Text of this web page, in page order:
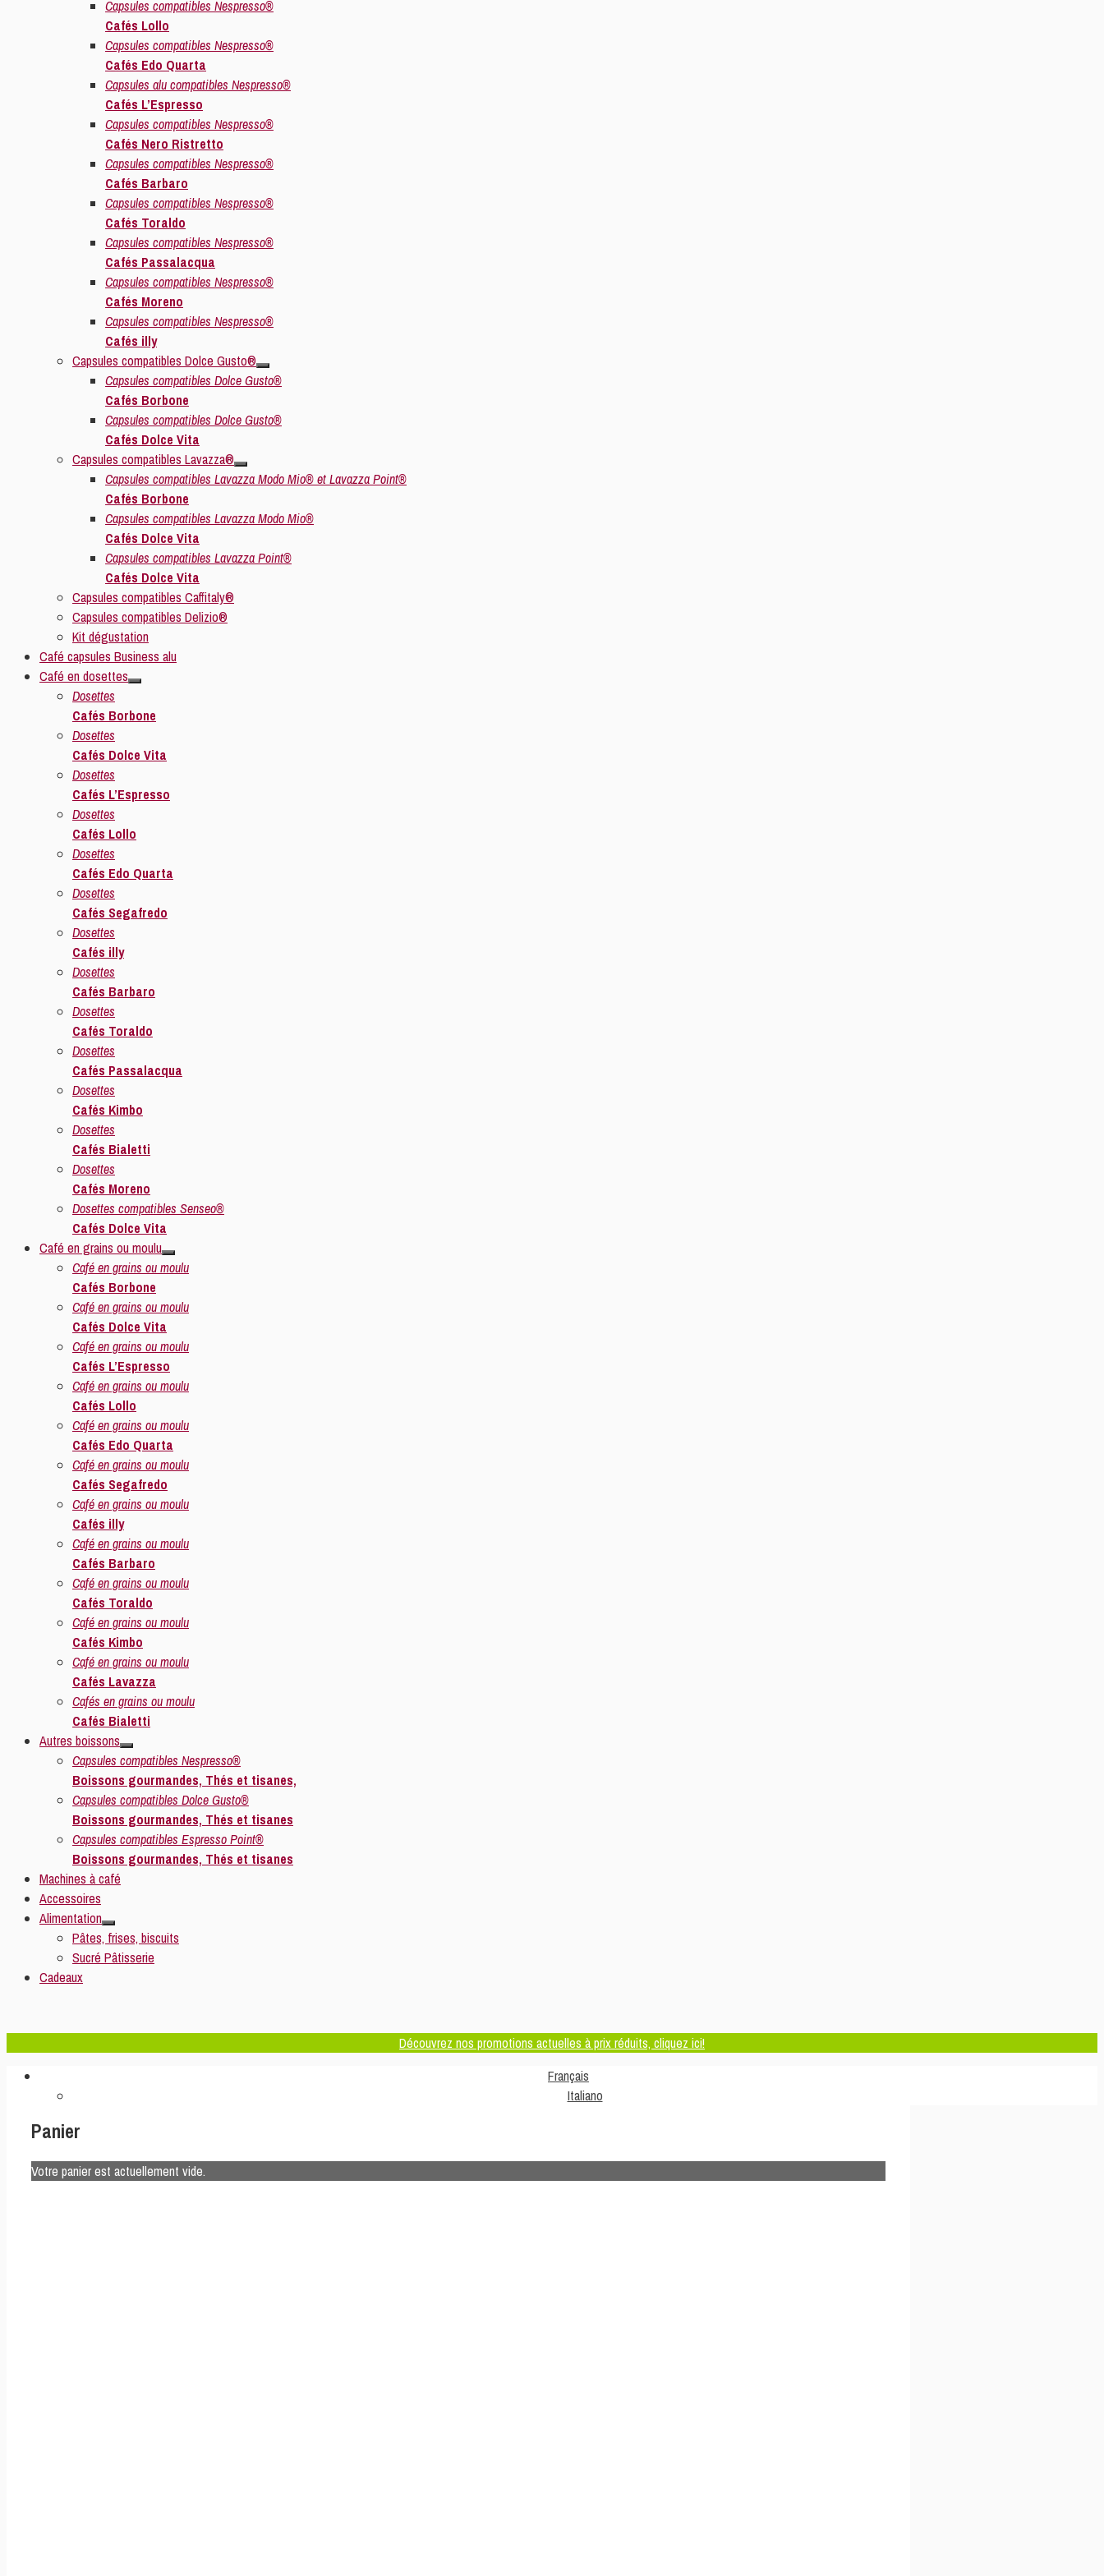
Capsules compatibles Nespresso®
Cafés Lollo
Capsules compatibles Nespresso®
Cafés Edo Quarta
Capsules alu compatibles Nespresso®
Cafés L’Espresso
Capsules compatibles Nespresso®
Cafés Nero Ristretto
Capsules compatibles Nespresso®
Cafés Barbaro
Capsules compatibles Nespresso®
Cafés Toraldo
Capsules compatibles Nespresso®
Cafés Passalacqua
Capsules compatibles Nespresso®
Cafés Moreno
Capsules compatibles Nespresso®
Cafés illy
Capsules compatibles Dolce Gusto®
Capsules compatibles Dolce Gusto®
Cafés Borbone
Capsules compatibles Dolce Gusto®
Cafés Dolce Vita
Capsules compatibles Lavazza®
Capsules compatibles Lavazza Modo Mio® et Lavazza Point®
Cafés Borbone
Capsules compatibles Lavazza Modo Mio®
Cafés Dolce Vita
Capsules compatibles Lavazza Point®
Cafés Dolce Vita
Capsules compatibles Caffitaly®
Capsules compatibles Delizio®
Kit dégustation
Café capsules Business alu
Café en dosettes
Dosettes
Cafés Borbone
Dosettes
Cafés Dolce Vita
Dosettes
Cafés L’Espresso
Dosettes
Cafés Lollo
Dosettes
Cafés Edo Quarta
Dosettes
Cafés Segafredo
Dosettes
Cafés illy
Dosettes
Cafés Barbaro
Dosettes
Cafés Toraldo
Dosettes
Cafés Passalacqua
Dosettes
Cafés Kimbo
Dosettes
Cafés Bialetti
Dosettes
Cafés Moreno
Dosettes compatibles Senseo®
Cafés Dolce Vita
Café en grains ou moulu
Café en grains ou moulu
Cafés Borbone
Café en grains ou moulu
Cafés Dolce Vita
Café en grains ou moulu
Cafés L’Espresso
Café en grains ou moulu
Cafés Lollo
Café en grains ou moulu
Cafés Edo Quarta
Café en grains ou moulu
Cafés Segafredo
Café en grains ou moulu
Cafés illy
Café en grains ou moulu
Cafés Barbaro
Café en grains ou moulu
Cafés Toraldo
Café en grains ou moulu
Cafés Kimbo
Café en grains ou moulu
Cafés Lavazza
Cafés en grains ou moulu
Cafés Bialetti
Autres boissons
Capsules compatibles Nespresso®
Boissons gourmandes, Thés et tisanes,
Capsules compatibles Dolce Gusto®
Boissons gourmandes, Thés et tisanes
Capsules compatibles Espresso Point®
Boissons gourmandes, Thés et tisanes
Machines à café
Accessoires
Alimentation
Pâtes, frises, biscuits
Sucré Pâtisserie
Cadeaux
Découvrez nos promotions actuelles à prix réduits, cliquez ici!
Français
Italiano
Panier
Votre panier est actuellement vide.